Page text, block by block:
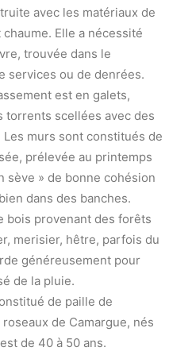
avec les matériaux de
chaume. Elle a nécessité
trouvée dans le
services ou de denrées.
est en galets,
torrents scellées avec des
murs sont constitués de
prélevée au printemps
sève » de bonne cohésion
dans des banches.
bois provenant des forêts
merisier, hêtre, parfois du
généreusement pour
de la pluie.
de paille de
de Camargue, nés
de 40 à 50 ans.